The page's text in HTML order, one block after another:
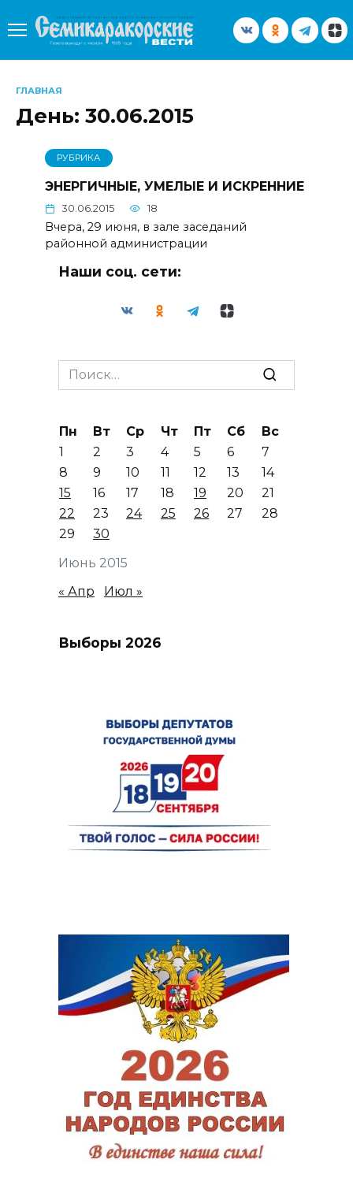
содержанию
ГЛАВНАЯ
День: 30.06.2015
РУБРИКА
ЭНЕРГИЧНЫЕ, УМЕЛЫЕ И ИСКРЕННИЕ
30.06.2015 18
Вчера, 29 июня, в зале заседаний
районной администрации
Наши соц. сети:
Search
for:
Июнь 2015
Пн Вт Ср Чт Пт Сб
Вс
1
2 3 4 5 6
7
8
9 10 11 12 13
14
15
16 17 18 19 20
21
22
23 24 25 26 27
28
29
30
« Апр Июл »
Выборы 2026